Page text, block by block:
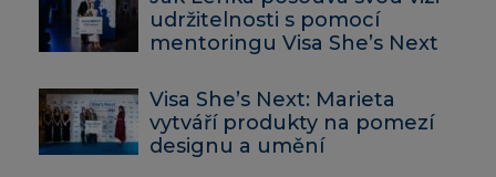
udržitelnosti s pomocí
mentoringu Visa She’s Next
Visa She’s Next: Marieta
vytváří produkty na pomezí
designu a umění